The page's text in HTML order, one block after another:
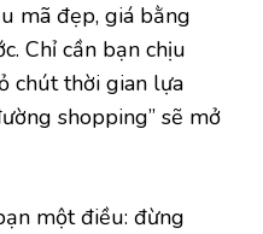
mã đẹp, giá bằng
Chỉ cần bạn chịu
chút thời gian lựa
shopping” sẽ mở
một điều: đừng